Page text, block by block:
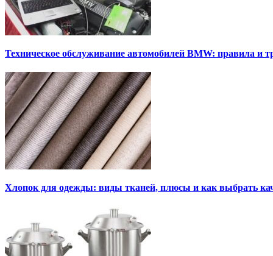
Техническое обслуживание автомобилей BMW: правила и
Хлопок для одежды: виды тканей, плюсы и как выбрать